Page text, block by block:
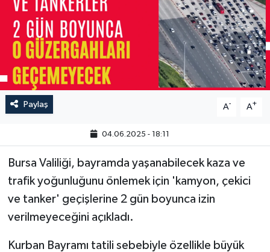
Paylaş A- A+
04.06.2025 - 18:11
Bursa Valiliği, bayramda yaşanabilecek kaza ve
trafik yoğunluğunu önlemek için 'kamyon, çekici
ve tanker' geçişlerine 2 gün boyunca izin
verilmeyeceğini açıkladı.
Kurban Bayramı tatili sebebiyle özellikle büyük